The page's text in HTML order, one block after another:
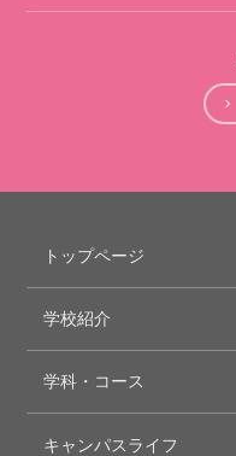
トップページ
学校紹介
学科・コース
キャンパスライフ